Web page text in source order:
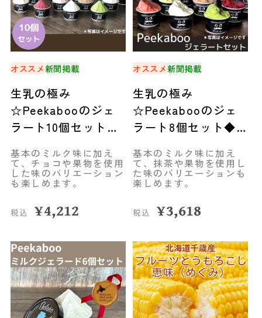
オススメ新聞掲載
生乳の極み
☆Peekabooのジェ
ラート10個セット◆
基本のミルク味に加え
て、チョコや果物を使用
した味のバリエーション
も楽しめます。
税込 ¥4,212
オススメ新聞掲載
生乳の極み
☆Peekabooのジェ
ラート8個セット◆
基本のミルク味に加え
て、抹茶や果物を使用し
た味のバリエーションも
楽しめます。
税込 ¥3,618